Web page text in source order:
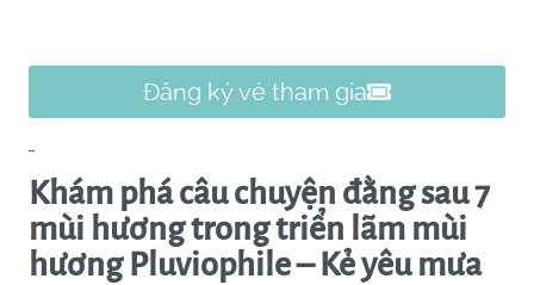
Đăng ký vé tham gia
Khám phá câu chuyện đằng sau 7
mùi hương trong triển lãm mùi
hương Pluviophile – Kẻ yêu mưa